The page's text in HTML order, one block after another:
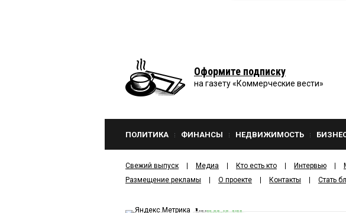
Оформите подписку
на газету «Коммерческие вести»
ПОЛИТИКА ФИНАНСЫ НЕДВИЖИМОСТЬ
Свежий выпуск Медиа Кто есть кто Интервью
Размещение рекламы
О проекте Контакты Стать